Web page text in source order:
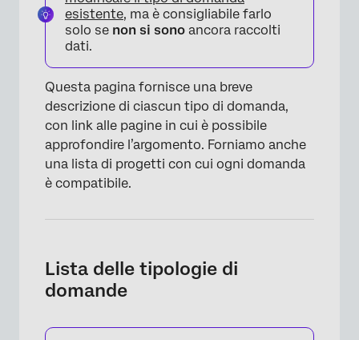
esistente, ma è consigliabile farlo
solo se non si sono ancora raccolti
dati.
Questa pagina fornisce una breve
descrizione di ciascun tipo di domanda,
con link alle pagine in cui è possibile
approfondire l’argomento. Forniamo anche
una lista di progetti con cui ogni domanda
è compatibile.
Lista delle tipologie di
domande